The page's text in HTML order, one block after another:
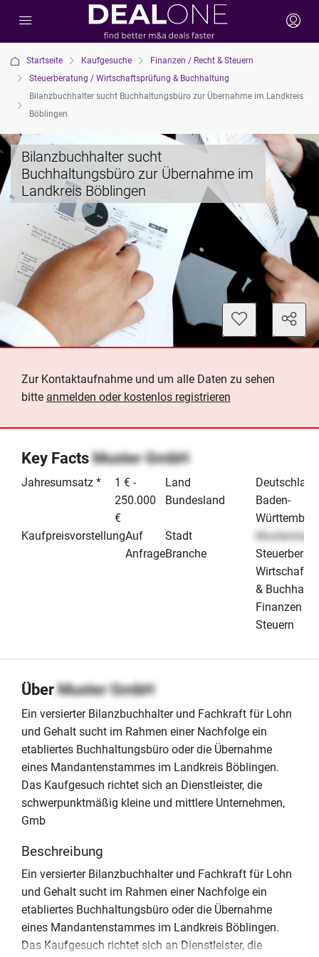
Startseite Kaufgesuche
Finanzen / Recht & Steuern
Steuerberatung / Wirtschaftsprüfung & Buchhaltung
Bilanzbuchhalter sucht Buchhaltungsbüro zur Übernahme im Landkreis
Böblingen
Bilanzbuchhalter sucht
Buchhaltungsbüro zur Übernahme im
Landkreis Böblingen
Zur Kontaktaufnahme und um alle Daten zu sehen
bitte anmelden oder kostenlos registrieren
Key FactsMuster GmbH
Jahresumsatz *
1 € -
250.000
€
KaufpreisvorstellungAuf
Anfrage
Land
Deutschland
Bundesland
Baden-
Stadt
Musterstadt
Branche
&
Finanzen /
Steuern
ÜberMuster GmbH
Ein versierter Bilanzbuchhalter und Fachkraft für Lohn
und Gehalt sucht im Rahmen einer Nachfolge ein
etabliertes Buchhaltungsbüro oder die Übernahme
eines Mandantenstammes im Landkreis Böblingen.
Das Kaufgesuch richtet sich an Dienstleister, die
schwerpunktmäßig kleine und mittlere Unternehmen,
Gmb
Beschreibung
Ein versierter Bilanzbuchhalter und Fachkraft für Lohn
und Gehalt sucht im Rahmen einer Nachfolge ein
etabliertes Buchhaltungsbüro oder die Übernahme
eines Mandantenstammes im Landkreis Böblingen.
Das Kaufgesuch richtet sich an Dienstleister, die